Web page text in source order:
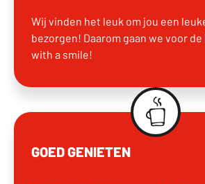
Wij vinden het leuk om jou een
bezorgen! Daarom gaan we voor
with a smile!
GOED GENIETEN